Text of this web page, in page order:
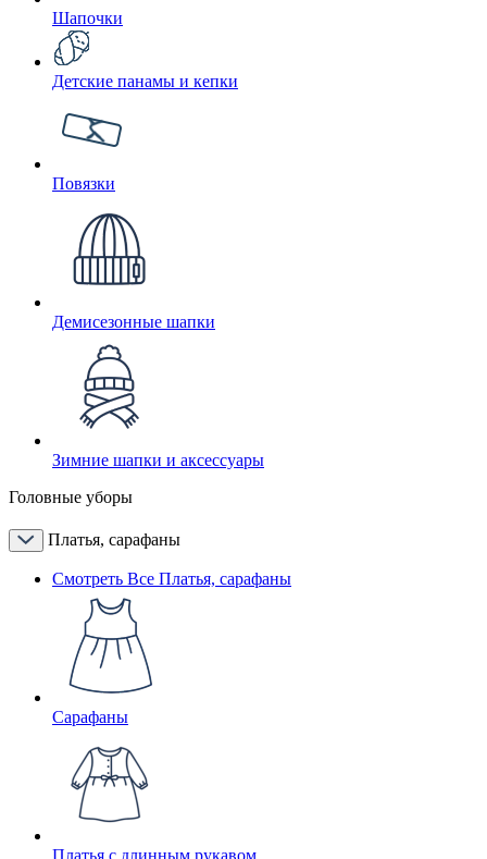
Шапочки
Детские панамы и кепки
Повязки
Демисезонные шапки
Зимние шапки и аксессуары
Головные уборы
Платья, сарафаны
Смотреть Все Платья, сарафаны
Сарафаны
Платья с длинным рукавом